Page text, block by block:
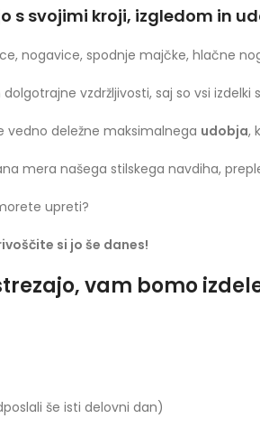
s svojimi kroji, izgledom in
nogavice, spodnje majčke, hlačne
dolgotrajne vzdržljivosti, saj so vsi
vedno deležne maksimalnega udobja,
mera našega stilskega navdiha,
upreti?
si jo še danes!
vam bomo
še isti delovni dan)